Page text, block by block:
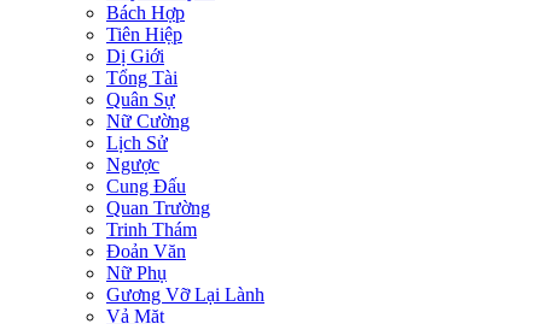
Bách Hợp
Tiên Hiệp
Dị Giới
Tổng Tài
Quân Sự
Nữ Cường
Lịch Sử
Ngược
Cung Đấu
Quan Trường
Trinh Thám
Đoản Văn
Nữ Phụ
Gương Vỡ Lại Lành
Vả Mặt